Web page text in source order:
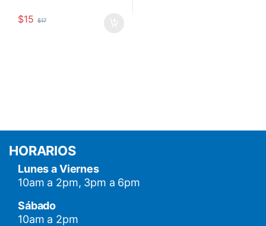
$15 $17
HORARIOS
Lunes a Viernes
10am a 2pm, 3pm a 6pm
Sábado
10am a 2pm